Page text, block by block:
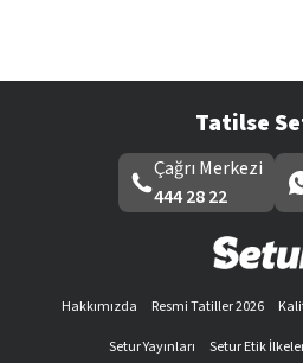
Tatilse
Çağrı Merkezi
444 28 22
Hakkımızda Resmi Tatiller 2026
Setur Yayınları
Setur Etik